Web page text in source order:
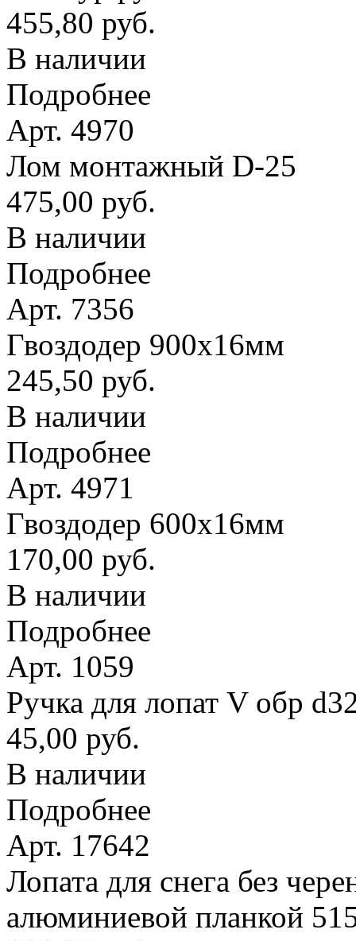
455,80 руб.
В наличии
Подробнее
Арт. 4970
Лом монтажный D-25
475,00 руб.
В наличии
Подробнее
Арт. 7356
Гвоздодер 900х16мм
245,50 руб.
В наличии
Подробнее
Арт. 4971
Гвоздодер 600х16мм
170,00 руб.
В наличии
Подробнее
Арт. 1059
Ручка для лопат V обр
45,00 руб.
В наличии
Подробнее
Арт. 17642
Лопата для снега без
алюминиевой планкой